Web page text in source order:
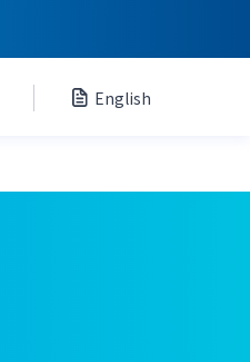
English